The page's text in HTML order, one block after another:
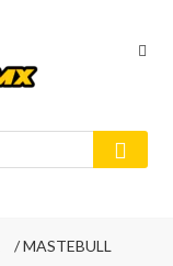
/ MASTEBULL